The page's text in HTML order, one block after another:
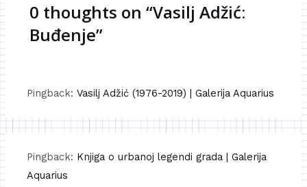
0 thoughts on “Vasilj Adžić:
Buđenje”
Pingback:Vasilj Adžić (1976-2019) | Galerija Aquarius
Pingback: Knjiga o urbanoj legendi grada | Galerija
Aquarius